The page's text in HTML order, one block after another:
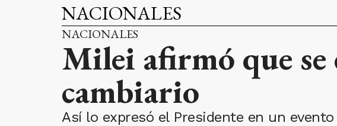
NACIONALES
NACIONALES
Milei afirmó que se
cambiario
Así lo expresó el Presidente en un